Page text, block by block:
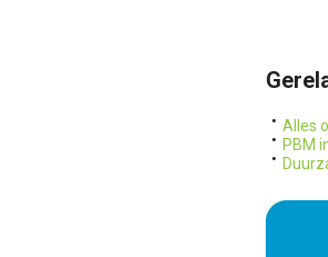
Alles
PBM